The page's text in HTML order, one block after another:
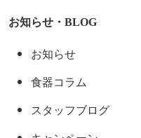
お知らせ・BLOG
お知らせ
食器コラム
スタッフブログ